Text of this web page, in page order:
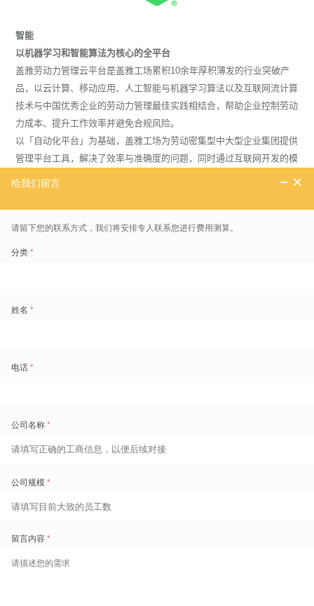
智能
以机器学习和智能算法为核心的全平台
盖雅劳动力管理云平台是盖雅工场累积10余年厚积薄发的行业突破产
品，以云计算、移动应用、人工智能与机器学习算法以及互联网流计算
技术与中国优秀企业的劳动力管理最佳实践相结合，帮助企业控制劳动
力成本、提升工作效率并避免合规风险。
以「自动化平台」为基础，盖雅工场为劳动密集型中大型企业集团提供
管理平台工具，解决了效率与准确度的问题，同时通过互联网开发的模
式持续迭代产品并持续优化前端交互。该平台的成功研发使企业用户使
前已支持 9 种语言，在全球 24 个国家和地区服务 1,700 余家行业头部
企业超过 500 万的劳动者。
率先布局助力更多海外客户效能提升
盖雅的使命是「科技让劳动力更高效」，不仅是让国内的企业更高效，